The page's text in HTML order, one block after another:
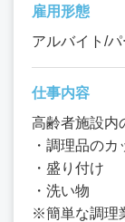
雇用形態
アルバイト/パ
仕事内容
高齢者施設内
・調理品のカ
・盛り付け
・洗い物
※簡単な調理